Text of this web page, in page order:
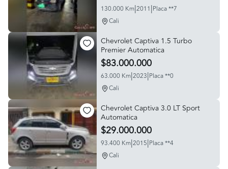
130.000 Km|2011|Placa **7
Cali
Chevrolet Captiva 1.5 Turbo
Premier Automatica
$83.000.000
63.000 Km|2023|Placa **0
Cali
Chevrolet Captiva 3.0 LT Sport
Automatica
$29.000.000
93.400 Km|2015|Placa **4
Cali